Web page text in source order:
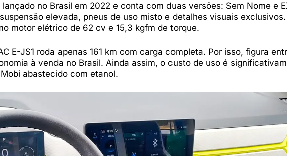
no Brasil em 2022 e conta com duas versões: Sem Nome e
elevada, pneus de uso misto e detalhes visuais
motor elétrico de 62 cv e 15,3 kgfm de torque.
E-JS1 roda apenas 161 km com carga completa. Por isso, figura
à venda no Brasil. Ainda assim, o custo de uso é
abastecido com etanol.